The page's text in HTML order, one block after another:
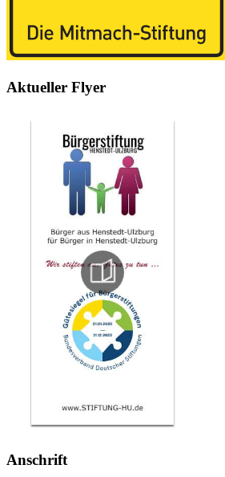
Aktueller Flyer
Anschrift